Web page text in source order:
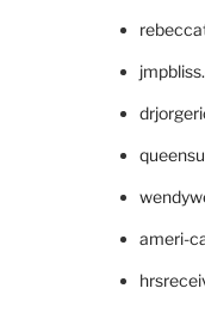
ameri-